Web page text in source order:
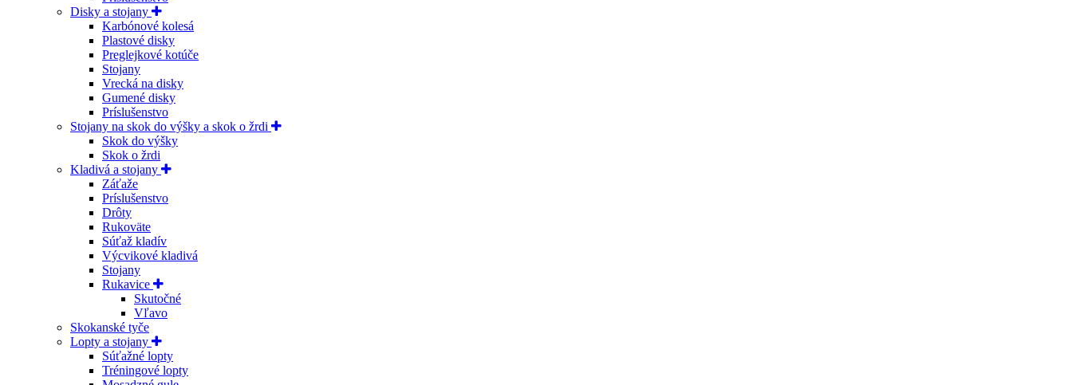
Disky a stojany
Karbónové kolesá
Plastové disky
Preglejkové kotúče
Stojany
Vrecká na disky
Gumené disky
Príslušenstvo
Stojany na skok do výšky a skok o žrdi
Skok do výšky
Skok o žrdi
Kladivá a stojany
Záťaže
Príslušenstvo
Drôty
Rukoväte
Súťaž kladív
Výcvikové kladivá
Stojany
Rukavice
Skutočné
Vľavo
Skokanské tyče
Lopty a stojany
Súťažné lopty
Tréningové lopty